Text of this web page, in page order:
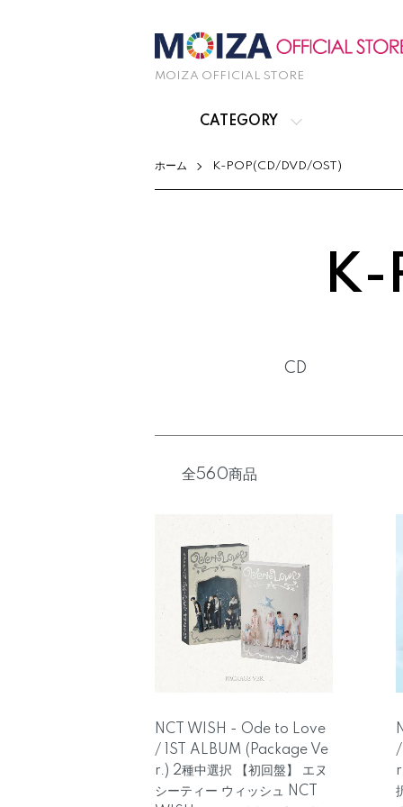
MOIZA OFFICIAL STORE
CATEGORY
ホーム K-POP(CD/DVD/OST)
K-
CD
全560商品
NCT WISH - Ode to Love
/ 1ST ALBUM (Package Ve
r.) 2種中選択 【初回盤】 エヌ
シーティー ウィッシュ NCT
/